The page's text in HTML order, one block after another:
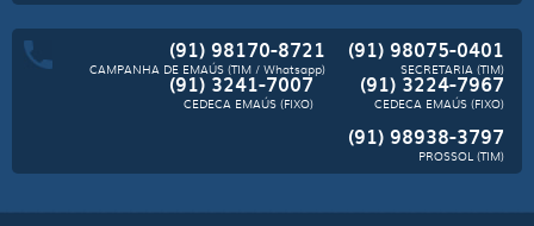
(91) 98170-8721
CAMPANHA DE EMAÚS (TIM / Whatsapp)
(91) 98075-0401
SECRETARIA (TIM)
(91) 3241-7007
CEDECA EMAÚS (FIXO)
(91) 3224-7967
CEDECA EMAÚS (FIXO)
(91) 98938-3797
PROSSOL (TIM)